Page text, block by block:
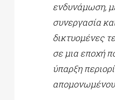
ενδυνάμωση,
συνεργασία
δικτυομένες
σε μια εποχή
ύπαρξη